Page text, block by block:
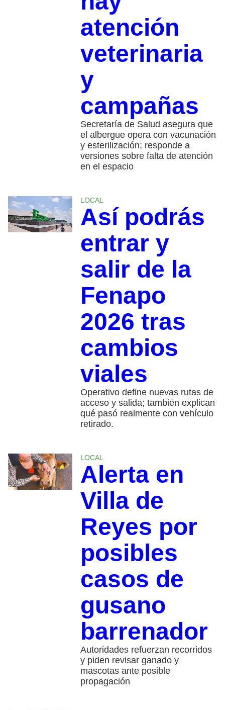
atención
veterinaria
y
campañas
Secretaría de Salud asegura que
el albergue opera con vacunación
y esterilización; responde a
versiones sobre falta de atención
en el espacio
LOCAL
Así podrás
entrar y
salir de la
Fenapo
2026 tras
cambios
viales
Operativo define nuevas rutas de
acceso y salida; también explican
qué pasó realmente con vehículo
retirado.
LOCAL
Alerta en
Villa de
Reyes por
posibles
casos de
gusano
barrenador
Autoridades refuerzan recorridos
y piden revisar ganado y
mascotas ante posible
propagación